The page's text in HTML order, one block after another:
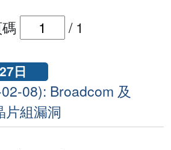
/ 1
日
08): Broadcom 及
片組漏洞